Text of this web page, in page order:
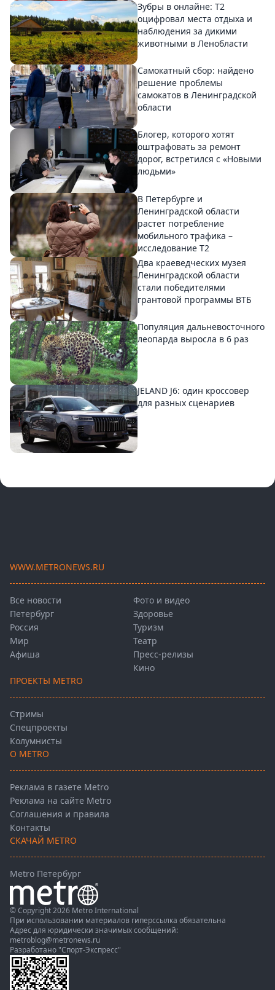
Зубры в онлайне: Т2
оцифровал места отдыха и
наблюдения за дикими
животными в Ленобласти
Самокатный сбор: найдено
решение проблемы
самокатов в Ленинградской
области
Блогер, которого хотят
оштрафовать за ремонт
дорог, встретился с «Новыми
людьми»
В Петербурге и
Ленинградской области
растет потребление
мобильного трафика –
исследование T2
Два краеведческих музея
Ленинградской области
стали победителями
грантовой программы ВТБ
Популяция дальневосточного
леопарда выросла в 6 раз
JELAND J6: один кроссовер
для разных сценариев
WWW.METRONEWS.RU
Все новости
Петербург
Россия
Мир
Афиша
Фото и видео
Здоровье
Туризм
Театр
Пресс-релизы
Кино
ПРОЕКТЫ METRO
Стримы
Спецпроекты
Колумнисты
О METRO
Реклама в газете Metro
Реклама на сайте Metro
Соглашения и правила
Контакты
СКАЧАЙ METRO
Metro Петербург
© Copyright 2026 Metro International
При использовании материалов гиперссылка обязательна
Адрес для юридически значимых сообщений:
metroblog@metronews.ru
Разработано "Спорт-Экспресс"